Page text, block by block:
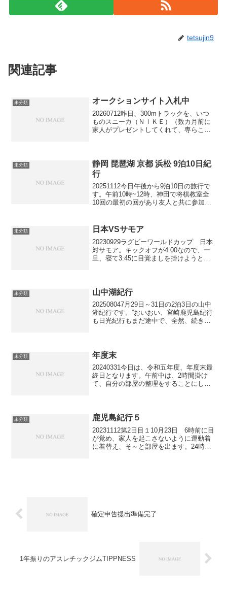
tetsujin9
関連記事
未分類 オークションサイト入札中
20260712昨日、300mトラックを、いつ
ものスニーカ（ＮＩＫＥ）（数カ月前に
家人がプレゼントしてくれて、専らこれ
始めた途端、足...
未分類
静岡 琵琶湖 京都 浜松 9泊10日紀
行
20251112今日午後から9泊10日の旅行で
す。午前10時~12時、神田で将棋教室全
10回の最初の回があり友人と共に参加の
～7日 京都宝ヶ池泊、第8日 京都東山
泊...
未分類 日本VSサモア
20230929ラグビーワールドカップ 日本
対サモア。キックオフが4:00なので、一
旦、寝て3:45に目覚ましを掛けようと思
きて、刻...
未分類 山中湖紀行
202508047月29日～31日の2泊3日の山中
湖紀行です。”おいおい、宮崎鹿児島紀行
も日光紀行もまだ途中で、全然、続きの
れそう...
未分類 年度末
20240331今日は、令和五年度、年度末最
終日となります。午前中は、2時間掛け
て、自分の部屋の整理をすることにしま
上にあるノートパ...
未分類 鹿児島紀行５
20231112第2日目１10月23日 6時前に目
が覚め、家人を起こさないように運動着
に着替え、そ～と部屋を出ます。24時間
確定申告提出準備完了
1年振りのアスレチックジムTIPPNESS